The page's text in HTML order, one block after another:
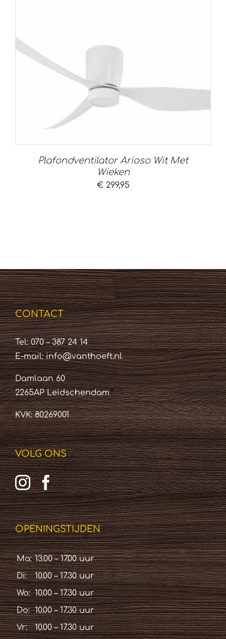
Plafondventilator Arioso Wit Met
Wieken
€299,95
CONTACT
Tel: 070 – 387 24 14
E-mail:info@vanthoeft.nl
Damlaan 60
2265AP Leidschendam
KVK: 80269001
VOLG ONS
OPENINGSTIJDEN
Ma: 13.00 – 17.00 uur
Di:
10.00 – 17.30 uur
Wo: 10.00 – 17.30 uur
Do: 10.00 – 17.30 uur
Vr:
10.00 – 17.30 uur